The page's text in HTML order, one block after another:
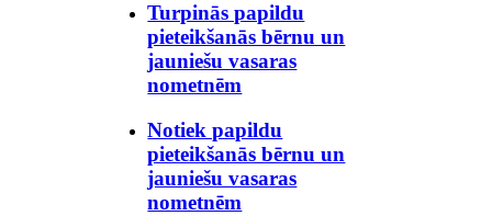
Turpinās papildu
pieteikšanās bērnu un
jauniešu vasaras
nometnēm
Notiek papildu
pieteikšanās bērnu un
jauniešu vasaras
nometnēm